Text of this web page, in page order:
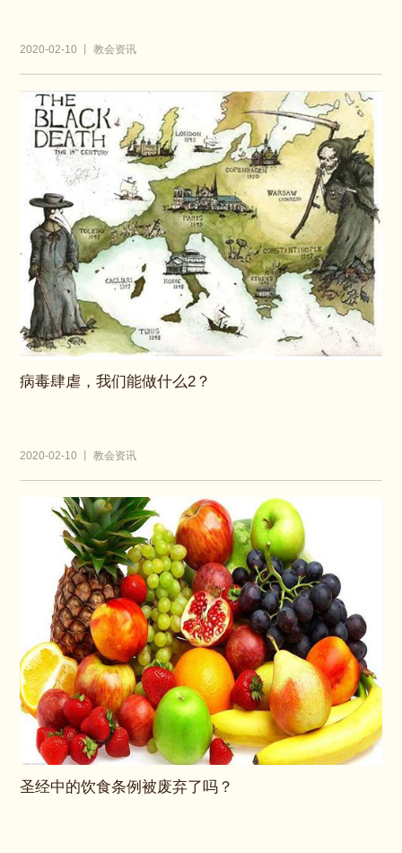
2020-02-10 丨 教会资讯
病毒肆虐，我们能做什么2？
2020-02-10 丨 教会资讯
圣经中的饮食条例被废弃了吗？